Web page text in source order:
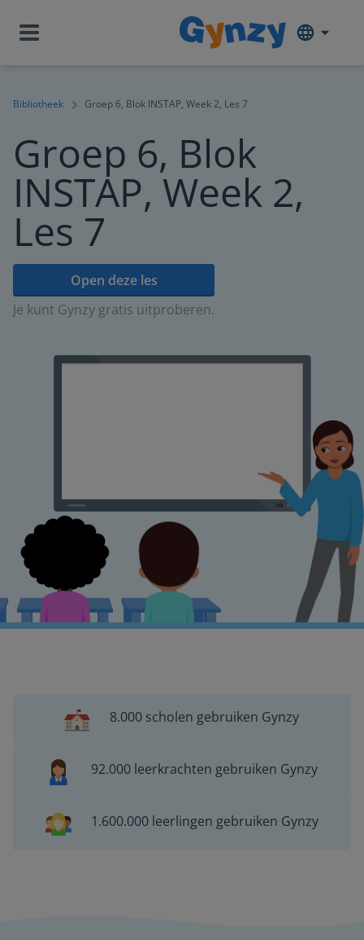
Bibliotheek Groep 6, Blok INSTAP, Week 2, Les 7
Groep 6, Blok
INSTAP, Week 2,
Les 7
Open deze les
Je kunt Gynzy gratis uitproberen.
8.000 scholen gebruiken Gynzy
92.000 leerkrachten gebruiken Gynzy
1.600.000 leerlingen gebruiken Gynzy